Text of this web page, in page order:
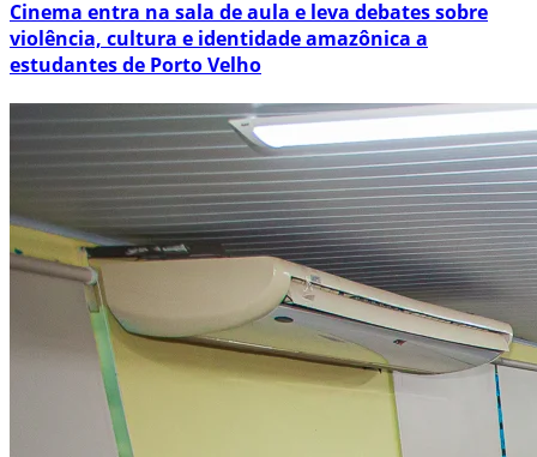
Cinema entra na sala de aula e leva debates sobre
violência, cultura e identidade amazônica a
estudantes de Porto Velho